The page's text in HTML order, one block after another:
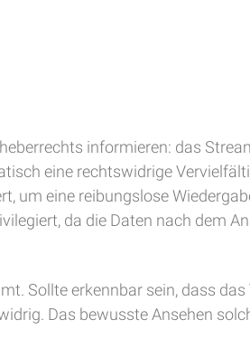
informieren: das
eine rechtswidrige
um eine reibungslose
da die Daten nach dem
Sollte erkennbar sein, dass das
Das bewusste Ansehen